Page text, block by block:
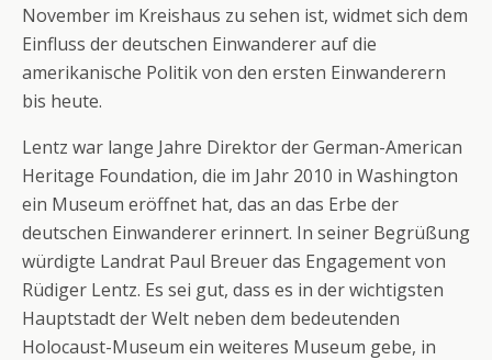
November im Kreishaus zu sehen ist, widmet sich dem
Einfluss der deutschen Einwanderer auf die
amerikanische Politik von den ersten Einwanderern
bis heute.
Lentz war lange Jahre Direktor der German-American
Heritage Foundation, die im Jahr 2010 in Washington
ein Museum eröffnet hat, das an das Erbe der
deutschen Einwanderer erinnert. In seiner Begrüßung
würdigte Landrat Paul Breuer das Engagement von
Rüdiger Lentz. Es sei gut, dass es in der wichtigsten
Hauptstadt der Welt neben dem bedeutenden
Holocaust-Museum ein weiteres Museum gebe, in